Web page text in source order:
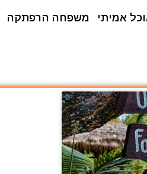
אמיתי משפחה הרפתקה